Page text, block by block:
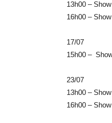
13h00 –
16h00 –
17/07
15h00 –
23/07
13h00 –
16h00 –